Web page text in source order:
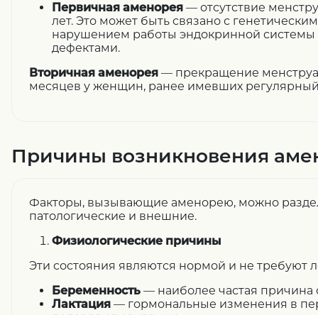
Первичная аменорея — отсутствие
лет. Это может быть связано с
нарушением работы эндокринной
дефектами.
Вторичная аменорея — прекращение
месяцев у женщин, ранее имевших
Причины возникновения
Факторы, вызывающие аменорею, можно
патологические и внешние.
Физиологические причины
Эти состояния являются нормой и не требуют
Беременность — наиболее частая причина
Лактация — гормональные изменения в